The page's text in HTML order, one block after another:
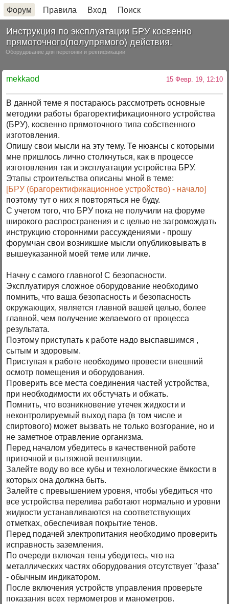
Форум Правила Вход Поиск
Инструкция по эксплуатации БРУ косвенно
прямоточного(полупрямого) действия.
Оборудование для перегонки и ректификации
mekkaod 15 Февр. 19, 12:10
В данной теме я постараюсь рассмотреть основные
методики работы брагоректификационного устройства
(БРУ), косвенно прямоточного типа собственного
изготовления.
Опишу свои мысли на эту тему. Те нюансы с которыми
мне пришлось лично столкнуться, как в процессе
изготовления так и эксплуатации устройства БРУ.
Этапы строительства описаны мной в теме:
[БРУ (брагоректификационное устройство) - начало]
поэтому тут о них я повторяться не буду.
С учетом того, что БРУ пока не получили на форуме
широкого распространения и с целью не загромождать
инструкцию сторонними рассуждениями - прошу
форумчан свои возникшие мысли опубликовывать в
вышеуказанной моей теме или личке.
Начну с самого главного! С безопасности.
Эксплуатируя сложное оборудование необходимо
помнить, что ваша безопасность и безопасность
окружающих, является главной вашей целью, более
главной, чем получение желаемого от процесса
результата.
Поэтому приступать к работе надо выспавшимся ,
сытым и здоровым.
Приступая к работе необходимо провести внешний
осмотр помещения и оборудования.
Проверить все места соединения частей устройства,
при необходимости их обстучать и обжать.
Помнить, что возникновение утечек жидкости и
неконтролируемый выход пара (в том числе и
спиртового) может вызвать не только возгорание, но и
не заметное отравление организма.
Перед началом убедитесь в качественной работе
приточной и вытяжной вентиляции.
Залейте воду во все кубы и технологические ёмкости в
которых она должна быть.
Залейте с превышением уровня, чтобы убедиться что
все устройства перелива работают нормально и уровни
жидкости устанавливаются на соответствующих
отметках, обеспечивая покрытие тенов.
Перед подачей электропитания необходимо проверить
исправность заземления.
По очереди включая тены убедитесь, что на
металлических частях оборудования отсутствует "фаза"
- обычным индикатором.
После включения устройств управления проверьте
показания всех термометров и манометров.